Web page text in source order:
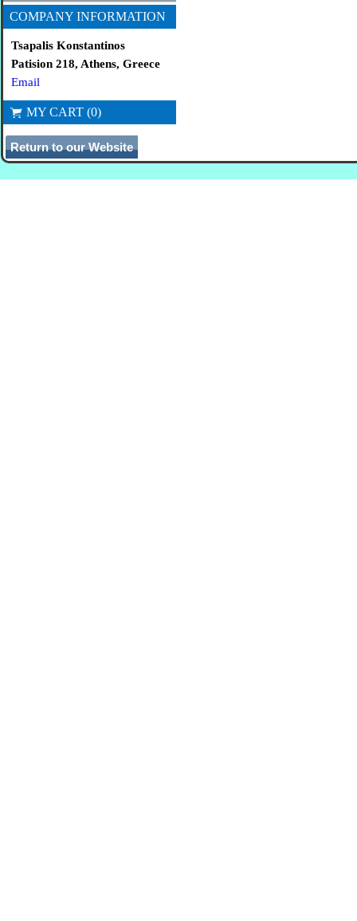
COMPANY INFORMATION
Tsapalis Konstantinos
Patision 218, Athens, Greece
Email
MY CART (0)